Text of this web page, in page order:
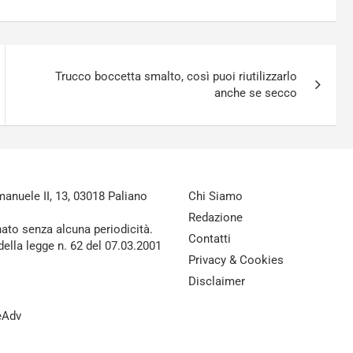
Trucco boccetta smalto, così puoi riutilizzarlo
anche se secco
II, 13, 03018 Paliano
senza alcuna periodicità.
legge n. 62 del 07.03.2001
Chi Siamo
Redazione
Contatti
Privacy & Cookies
Disclaimer